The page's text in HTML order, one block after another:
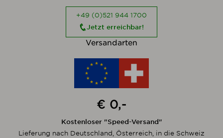
+49 (0)521 944 1700
Jetzt erreichbar!
Versandarten
€ 0,-
Kostenloser "Speed-Versand"
Lieferung nach Deutschland, Österreich, in die Schweiz